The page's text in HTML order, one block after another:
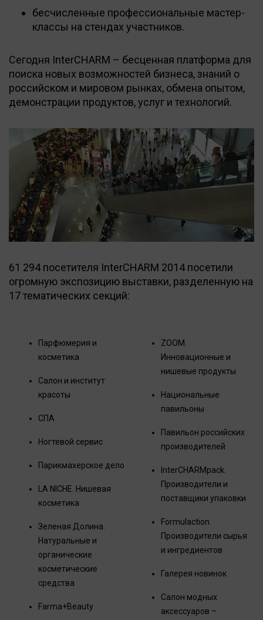
бесчисленные профессиональные мастер-
классы на стендах участников.
Сегодня InterCHARM – бесценная платформа для
поиска новых возможностей бизнеса, знаний о
российском и мировом рынках, обмена опытом,
демонстрации продуктов, услуг и технологий.
61 294 посетителя InterCHARM 2014 посетили
огромную экспозицию выставки, разделенную на
17 тематических секций:
Парфюмерия и
косметика
Салон и институт
красоты
СПА
Ногтевой сервис
Парикмахерское дело
LA NICHE. Нишевая
косметика
Зеленая Долина.
Натуральные и
органические
косметические
средства
Farma+Beauty
ZOOM.
Инновационные и
нишевые продукты
Национальные
павильоны
Павильон российских
производителей
InterCHARMpack.
Производители и
поставщики упаковки
Formulaction.
Производители сырья
и ингредиентов
Галерея новинок
Салон модных
аксессуаров –